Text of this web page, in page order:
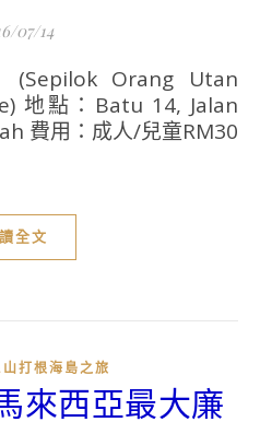
07/14
地點：Batu 14, Jalan
費用：成人/兒童RM30
全文
打根海島之旅
來西亞最大廉